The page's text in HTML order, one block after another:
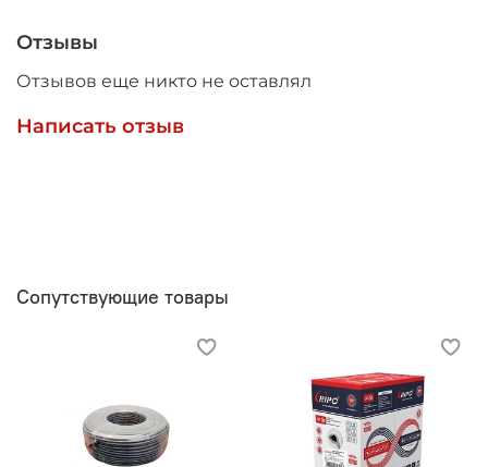
Отзывы
Отзывов еще никто не оставлял
Написать отзыв
Сопутствующие товары